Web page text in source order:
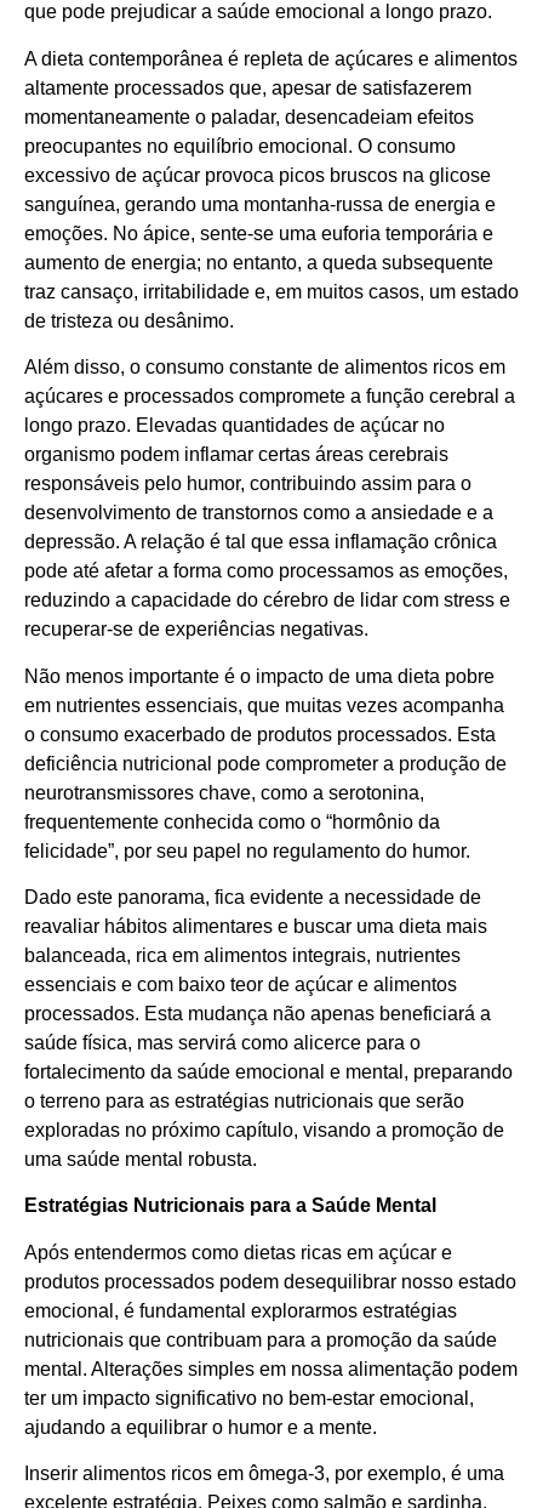
que pode prejudicar a saúde emocional a longo prazo.
A dieta contemporânea é repleta de açúcares e alimentos
altamente processados que, apesar de satisfazerem
momentaneamente o paladar, desencadeiam efeitos
preocupantes no equilíbrio emocional. O consumo
excessivo de açúcar provoca picos bruscos na glicose
sanguínea, gerando uma montanha-russa de energia e
emoções. No ápice, sente-se uma euforia temporária e
aumento de energia; no entanto, a queda subsequente
traz cansaço, irritabilidade e, em muitos casos, um estado
de tristeza ou desânimo.
Além disso, o consumo constante de alimentos ricos em
açúcares e processados compromete a função cerebral a
longo prazo. Elevadas quantidades de açúcar no
organismo podem inflamar certas áreas cerebrais
responsáveis pelo humor, contribuindo assim para o
desenvolvimento de transtornos como a ansiedade e a
depressão. A relação é tal que essa inflamação crônica
pode até afetar a forma como processamos as emoções,
reduzindo a capacidade do cérebro de lidar com stress e
recuperar-se de experiências negativas.
Não menos importante é o impacto de uma dieta pobre
em nutrientes essenciais, que muitas vezes acompanha
o consumo exacerbado de produtos processados. Esta
deficiência nutricional pode comprometer a produção de
neurotransmissores chave, como a serotonina,
frequentemente conhecida como o “hormônio da
felicidade”, por seu papel no regulamento do humor.
Dado este panorama, fica evidente a necessidade de
reavaliar hábitos alimentares e buscar uma dieta mais
balanceada, rica em alimentos integrais, nutrientes
essenciais e com baixo teor de açúcar e alimentos
processados. Esta mudança não apenas beneficiará a
saúde física, mas servirá como alicerce para o
fortalecimento da saúde emocional e mental, preparando
o terreno para as estratégias nutricionais que serão
exploradas no próximo capítulo, visando a promoção de
uma saúde mental robusta.
Estratégias Nutricionais para a Saúde Mental
Após entendermos como dietas ricas em açúcar e
produtos processados podem desequilibrar nosso estado
emocional, é fundamental explorarmos estratégias
nutricionais que contribuam para a promoção da saúde
mental. Alterações simples em nossa alimentação podem
ter um impacto significativo no bem-estar emocional,
ajudando a equilibrar o humor e a mente.
Inserir alimentos ricos em ômega-3, por exemplo, é uma
excelente estratégia. Peixes como salmão e sardinha,